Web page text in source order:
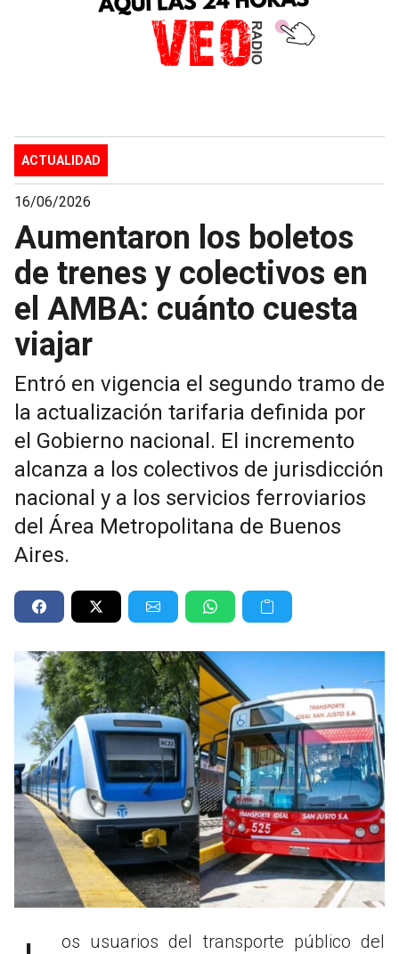
ACTUALIDAD
16/06/2026
Aumentaron los boletos
de trenes y colectivos en
el AMBA: cuánto cuesta
viajar
Entró en vigencia el segundo tramo de
la actualización tarifaria definida por
el Gobierno nacional. El incremento
alcanza a los colectivos de jurisdicción
nacional y a los servicios ferroviarios
del Área Metropolitana de Buenos
Aires.
Los usuarios del transporte público del